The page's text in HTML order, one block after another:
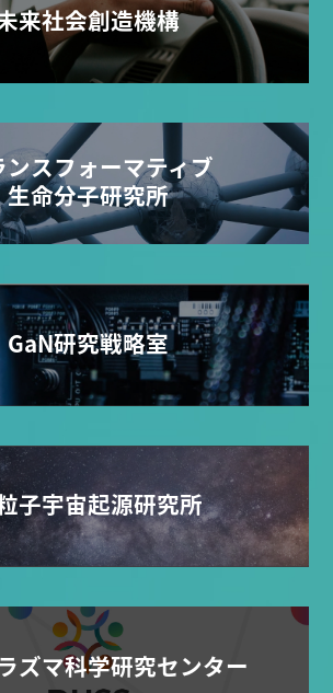
来社会創造機構
ンスフォーマティブ
生命分子研究所
GaN研究戦略室
子宇宙起源研究所
ズマ科学研究センター